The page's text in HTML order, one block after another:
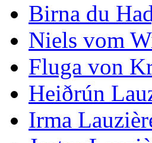
Birna du
Niels vom
Fluga von
Heiðrún
Irma